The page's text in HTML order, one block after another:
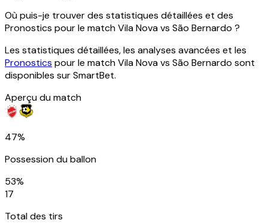
Où puis-je trouver des statistiques détaillées et des
Pronostics pour le match Vila Nova vs São Bernardo ?
Les statistiques détaillées, les analyses avancées et les
Pronostics pour le match Vila Nova vs São Bernardo sont
disponibles sur SmartBet.
Aperçu du match
47%
Possession du ballon
53%
17
Total des tirs